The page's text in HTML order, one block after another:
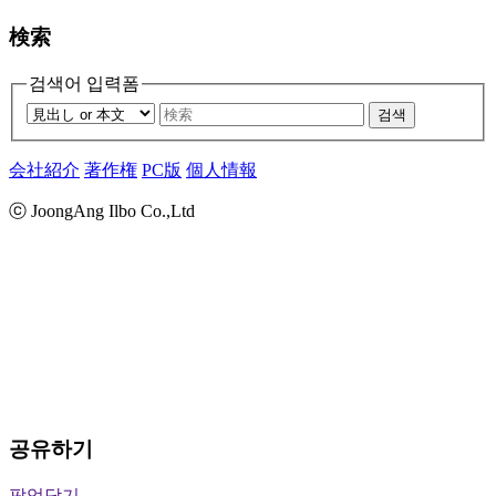
検索
검색어 입력폼
검색
会社紹介 著作権 PC版 個人情報
ⓒ JoongAng Ilbo Co.,Ltd
공유하기